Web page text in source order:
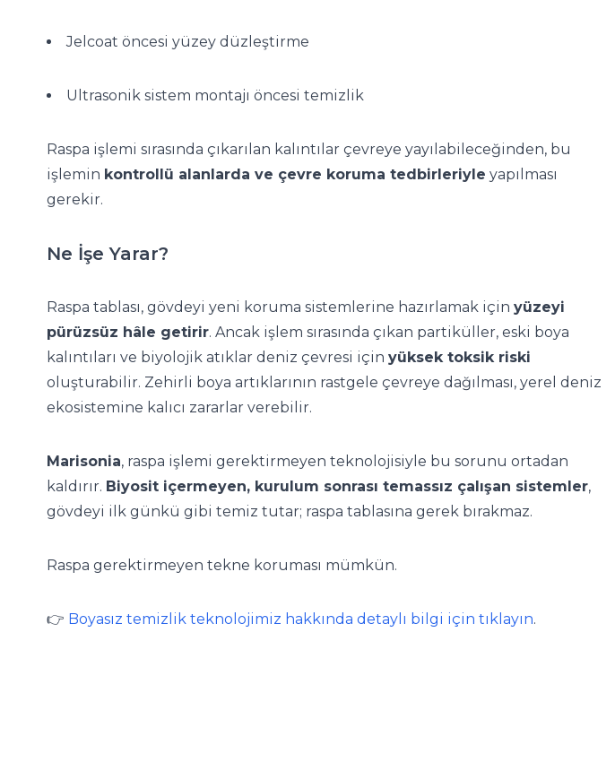
Jelcoat öncesi yüzey düzleştirme
Ultrasonik sistem montajı öncesi temizlik
Raspa işlemi sırasında çıkarılan kalıntılar çevreye yayılabileceğinden, bu
işlemin kontrollü alanlarda ve çevre koruma tedbirleriyle yapılması
gerekir.
Ne İşe Yarar?
Raspa tablası, gövdeyi yeni koruma sistemlerine hazırlamak için yüzeyi
pürüzsüz hâle getirir. Ancak işlem sırasında çıkan partiküller, eski boya
kalıntıları ve biyolojik atıklar deniz çevresi için yüksek toksik riski
oluşturabilir. Zehirli boya artıklarının rastgele çevreye dağılması, yerel deniz
ekosistemine kalıcı zararlar verebilir.
Marisonia, raspa işlemi gerektirmeyen teknolojisiyle bu sorunu ortadan
kaldırır. Biyosit içermeyen, kurulum sonrası temassız çalışan sistemler,
gövdeyi ilk günkü gibi temiz tutar; raspa tablasına gerek bırakmaz.
Raspa gerektirmeyen tekne koruması mümkün.
👉 Boyasız temizlik teknolojimiz hakkında detaylı bilgi için tıklayın.